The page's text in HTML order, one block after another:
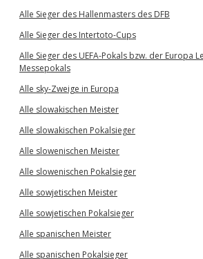
Alle Sieger des Hallenmasters des DFB
Alle Sieger des Intertoto-Cups
Alle Sieger des UEFA-Pokals bzw. der Europa
Messepokals
Alle sky-Zweige in Europa
Alle slowakischen Meister
Alle slowakischen Pokalsieger
Alle slowenischen Meister
Alle slowenischen Pokalsieger
Alle sowjetischen Meister
Alle sowjetischen Pokalsieger
Alle spanischen Meister
Alle spanischen Pokalsieger